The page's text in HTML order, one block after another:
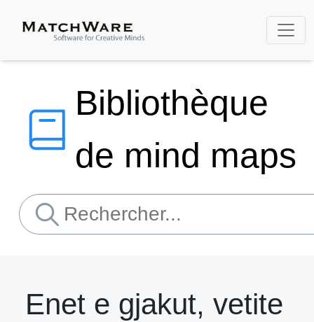
Bibliothèque
de mind maps
Enet e gjakut, vetite